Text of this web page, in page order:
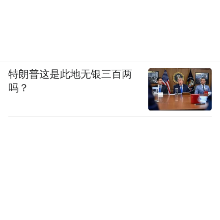
特朗普这是此地无银三百两
吗？